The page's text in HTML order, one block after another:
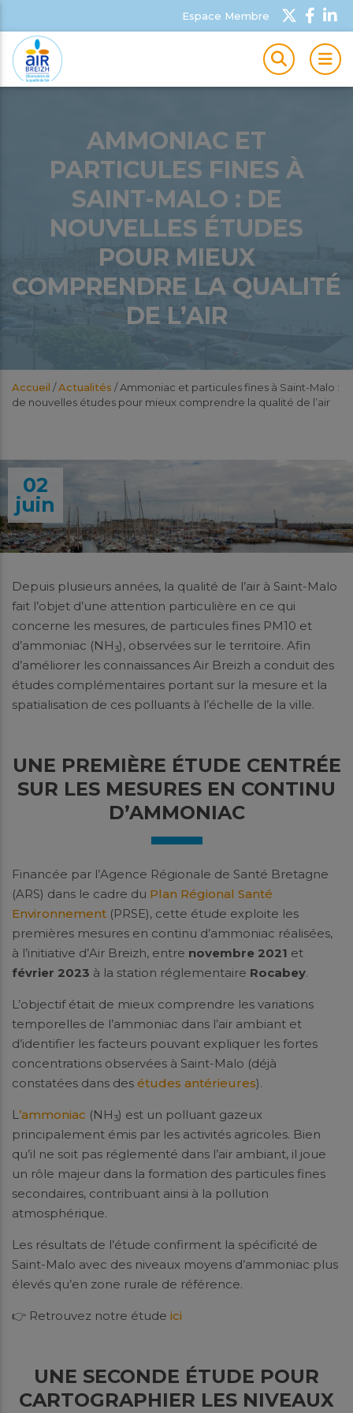
Espace Membre
AMMONIAC ET
PARTICULES FINES À
SAINT-MALO : DE
NOUVELLES ÉTUDES
POUR MIEUX
COMPRENDRE LA QUALITÉ
DE L’AIR
Accueil /Actualités /Ammoniac et particules fines à Saint-Malo :
de nouvelles études pour mieux comprendre la qualité de l’air
02
juin
Depuis plusieurs années, la qualité de l’air à Saint-Malo
fait l’objet d’une attention particulière en ce qui
concerne les mesures, de particules fines PM10 et
d’ammoniac (NH 3), observées sur le territoire. Afin
d’améliorer les connaissances Air Breizh a conduit des
études complémentaires portant sur la mesure et la
spatialisation de ces polluants à l’échelle de la ville.
UNE PREMIÈRE ÉTUDE CENTRÉE
SUR LES MESURES EN CONTINU
D’AMMONIAC
Financée par l’Agence Régionale de Santé Bretagne
(ARS) dans le cadre du Plan Régional Santé
Environnement (PRSE), cette étude exploite les
premières mesures en continu d’ammoniac réalisées,
à l’initiative d’Air Breizh, entre novembre 2021 et
février 2023 à la station réglementaire Rocabey.
L’objectif était de mieux comprendre les variations
temporelles de l’ammoniac dans l’air ambiant et
d’identifier les facteurs pouvant expliquer les fortes
concentrations observées à Saint-Malo (déjà
constatées dans des études antérieures).
L’ammoniac (NH 3) est un polluant gazeux
principalement émis par les activités agricoles. Bien
qu’il ne soit pas réglementé dans l’air ambiant, il joue
un rôle majeur dans la formation des particules fines
secondaires, contribuant ainsi à la pollution
atmosphérique.
Les résultats de l’étude confirment la spécificité de
Saint-Malo avec des niveaux moyens d’ammoniac plus
élevés qu’en zone rurale de référence.
👉 Retrouvez notre étude ici
UNE SECONDE ÉTUDE POUR
CARTOGRAPHIER LES NIVEAUX